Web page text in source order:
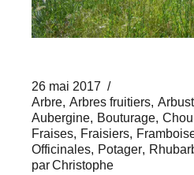
26 mai 2017
Arbre Arbres fruitiers
Aubergine
Bouturage Chou
Fraises
Fraisiers
Officinales
Potager
parChristophe